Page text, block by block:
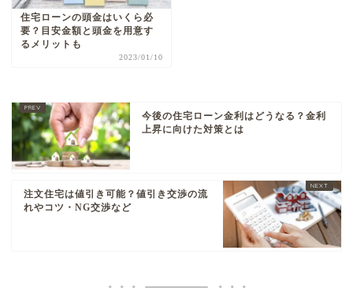
住宅ローンの頭金はいくら必
要？目安金額と頭金を用意す
るメリットも
2023/01/10
今後の住宅ローン金利はどうなる？金利
上昇に向けた対策とは
注文住宅は値引き可能？値引き交渉の流
れやコツ・NG交渉など